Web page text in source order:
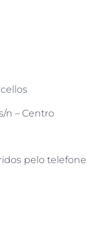
n – Centro
pelo telefone